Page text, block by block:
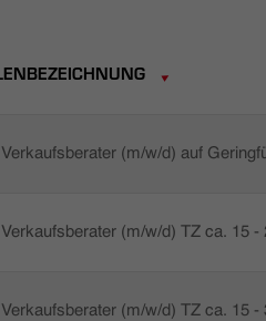
Verkaufsberater (m/w/d) auf
Verkaufsberater (m/w/d) TZ ca. 15 -
Verkaufsberater (m/w/d) TZ ca. 15 -